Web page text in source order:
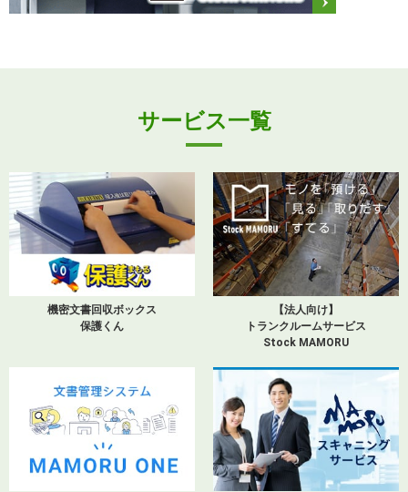
サービス一覧
機密文書回収ボックス
保護くん
【法人向け】
トランクルームサービス
Stock MAMORU